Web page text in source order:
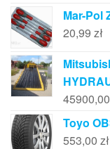
Mar-Pol
20,99 zł
45900,00
Toyo
553,00 zł